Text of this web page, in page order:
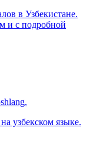
в Узбекистане.
и с подробной
узбекском языке.